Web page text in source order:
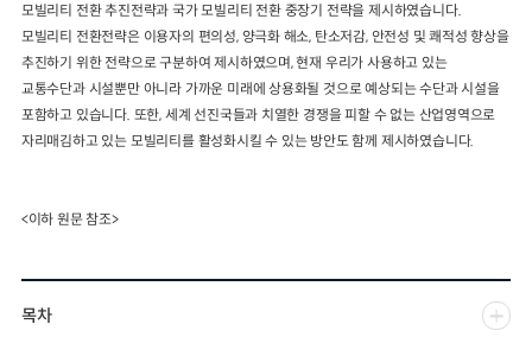
모빌리티 전환 추진전략과 국가 모빌리티 전환 중장기 전략을 제시하였습니다.
모빌리티 전환전략은 이용자의 편의성, 양극화 해소, 탄소저감, 안전성 및 쾌적성 향상을
추진하기 위한 전략으로 구분하여 제시하였으며, 현재 우리가 사용하고 있는
교통수단과 시설뿐만 아니라 가까운 미래에 상용화될 것으로 예상되는 수단과 시설을
포함하고 있습니다. 또한, 세계 선진국들과 치열한 경쟁을 피할 수 없는 산업영역으로
자리매김하고 있는 모빌리티를 활성화시킬 수 있는 방안도 함께 제시하였습니다.
<이하 원문 참조>
목차
수단분담모형
여객OD현행화
권역별통행지표
사회경제지표
교통수요예측
2025.09.30